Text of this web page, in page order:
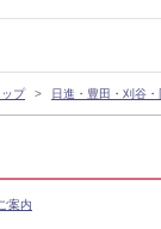
プ 日進・豊田・刈谷
案内